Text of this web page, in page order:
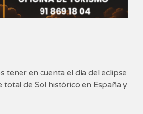
tener en cuenta el día del eclipse
total de Sol histórico en España y